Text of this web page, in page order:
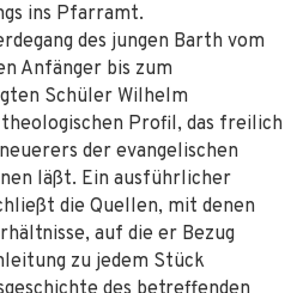
ins Pfarramt.
des jungen Barth vom
Anfänger bis zum
Schüler Wilhelm
Profil, das freilich
der evangelischen
läßt. Ein ausführlicher
die Quellen, mit denen
auf die er Bezug
zu jedem Stück